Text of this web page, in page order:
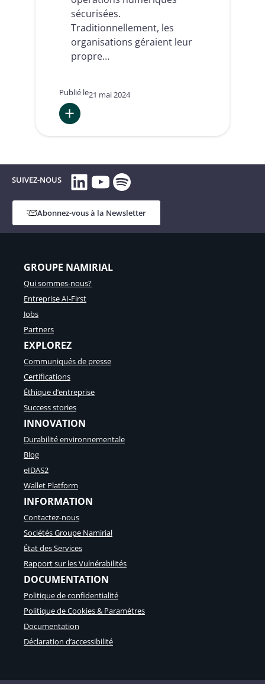
sécurisées.
Traditionnellement, les
organisations géraient leur
propre…
Publié le21 mai 2024
Libérer
véritable
potentiel
des
confiance
la
Trust
Platform
SUIVEZ-NOUS LinkedIn
YouTube
Spotify
Abonnez-vous à la Newsletter
GROUPE NAMIRIAL
Qui sommes-nous?
Entreprise AI-First
Jobs
Partners
EXPLOREZ
Communiqués de presse
Certifications
Éthique d’entreprise
Success stories
INNOVATION
Durabilité environnementale
Blog
eIDAS2
Wallet Platform
INFORMATION
Contactez-nous
Sociétés Groupe Namirial
État des Services
Rapport sur les Vulnérabilités
DOCUMENTATION
Politique de confidentialité
Politique de Cookies & Paramètres
Documentation
Déclaration d’accessibilité